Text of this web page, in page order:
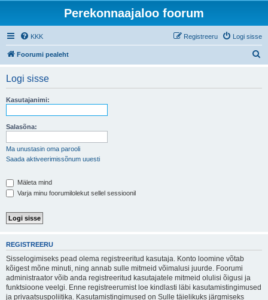
Perekonnaajaloo foorum
KKK Logi sisse
Registreeru
Foorumi pealeht
Logi sisse
Kasutajanimi:
Salasõna:
Ma unustasin oma parooli
Saada aktiveerimissõnum uuesti
Mäleta mind
Varja minu foorumilolekut sellel sessioonil
REGISTREERU
Sisselogimiseks pead olema registreeritud kasutaja. Konto loomine võtab
kõigest mõne minuti, ning annab sulle mitmeid võimalusi juurde. Foorumi
administraator võib anda registreeritud kasutajatele mitmeid olulisi õigusi ja
funktsioone veelgi. Enne registreerumist loe kindlasti läbi kasutamistingimused
ja privaatsuspoliitika. Kasutamistingimused on Sulle täielikuks järgmiseks